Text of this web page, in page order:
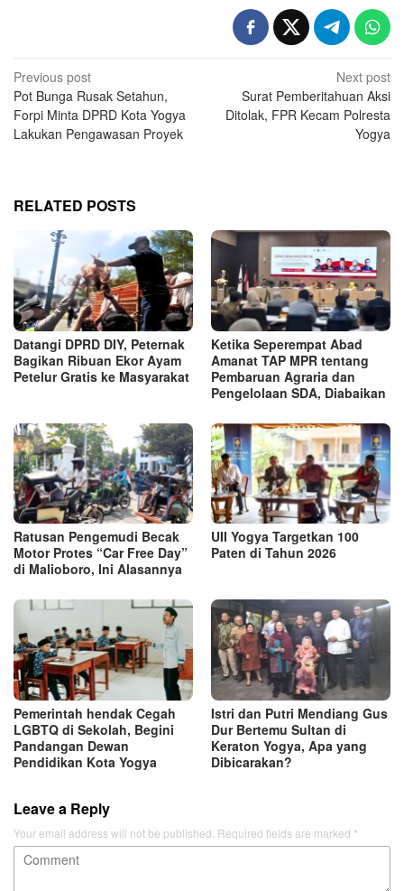
Post
navigation
Previous post
Pot Bunga Rusak Setahun,
Forpi Minta DPRD Kota Yogya
Lakukan Pengawasan Proyek
Next post
Surat Pemberitahuan Aksi
Ditolak, FPR Kecam Polresta
Yogya
RELATED POSTS
Datangi DPRD DIY, Peternak
Bagikan Ribuan Ekor Ayam
Petelur Gratis ke Masyarakat
Ketika Seperempat Abad
Amanat TAP MPR tentang
Pembaruan Agraria dan
Pengelolaan SDA, Diabaikan
Ratusan Pengemudi Becak
Motor Protes “Car Free Day”
di Malioboro, Ini Alasannya
UII Yogya Targetkan 100
Paten di Tahun 2026
Pemerintah hendak Cegah
LGBTQ di Sekolah, Begini
Pandangan Dewan
Pendidikan Kota Yogya
Istri dan Putri Mendiang Gus
Dur Bertemu Sultan di
Keraton Yogya, Apa yang
Dibicarakan?
Leave a Reply
Your email address will not be published. Required fields are marked *